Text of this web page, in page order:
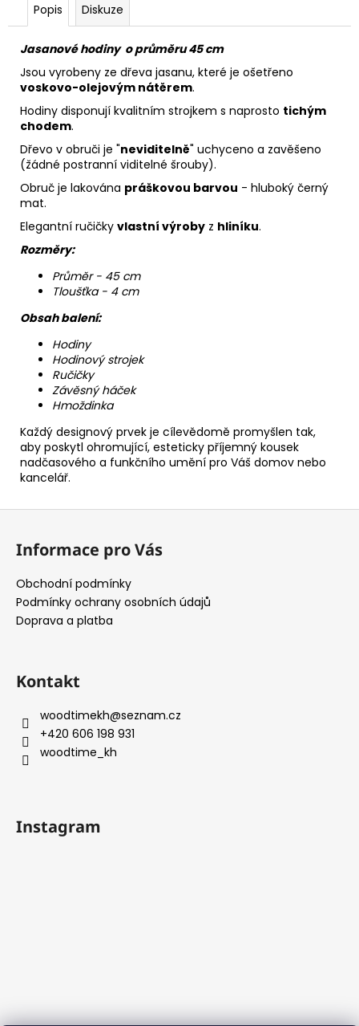
Popis Diskuze
Jasanové hodiny o průměru 45 cm
Jsou vyrobeny ze dřeva jasanu, které je ošetřeno
voskovo-olejovým nátěrem.
Hodiny disponují kvalitním strojkem s naprosto tichým
chodem.
Dřevo v obruči je "neviditelně" uchyceno a zavěšeno
(žádné postranní viditelné šrouby).
Obruč je lakována práškovou barvou - hluboký černý
mat.
Elegantní ručičky vlastní výroby z hliníku.
Rozměry:
Průměr - 45 cm
Tloušťka - 4 cm
Obsah balení:
Hodiny
Hodinový strojek
Ručičky
Závěsný háček
Hmoždinka
Každý designový prvek je cílevědomě promyšlen tak,
aby poskytl ohromující, esteticky příjemný kousek
nadčasového a funkčního umění pro Váš domov nebo
kancelář.
Z
Informace pro Vás
Obchodní podmínky
Podmínky ochrany osobních údajů
Doprava a platba
Kontakt
woodtimekh@seznam.cz
+420 606 198 931
woodtime_kh
Instagram